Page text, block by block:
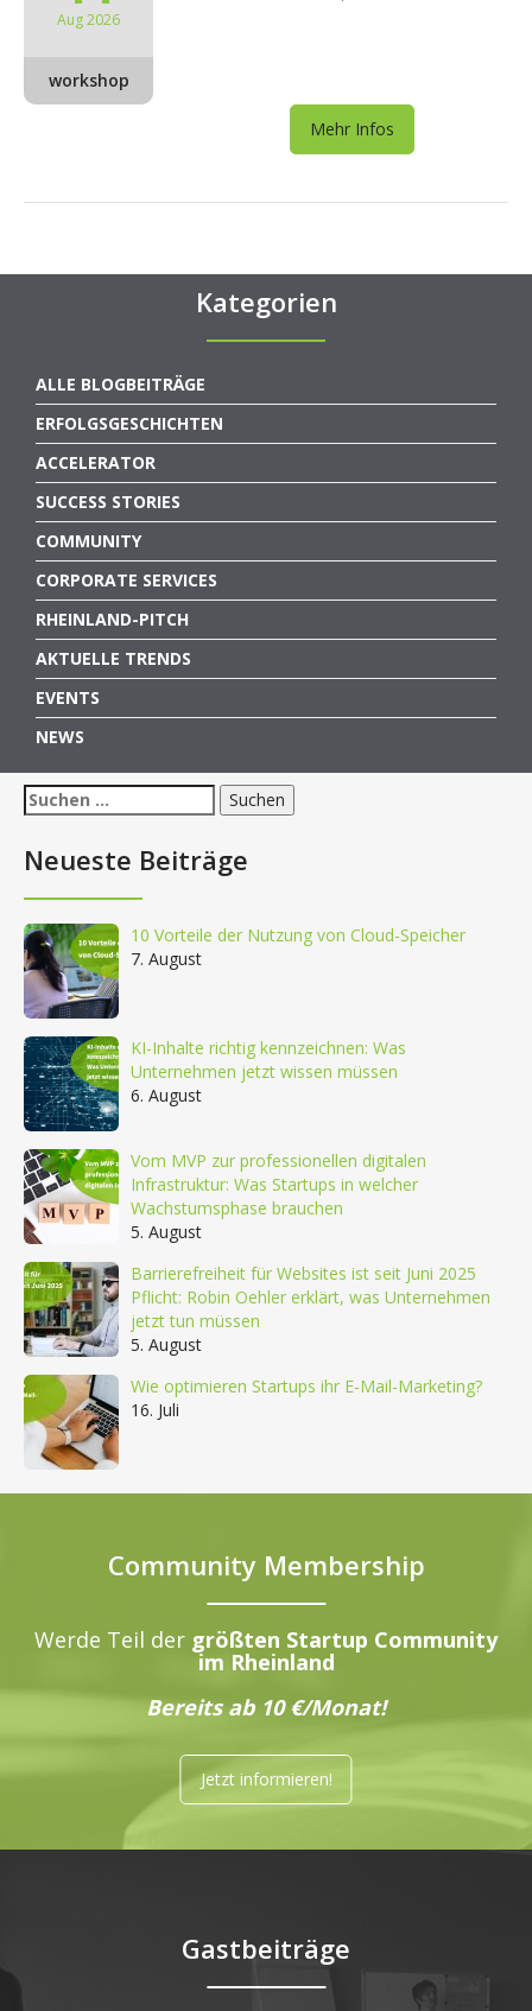
Aug 2026
workshop
Mehr Infos
Kategorien
ALLE BLOGBEITRÄGE
ERFOLGSGESCHICHTEN
ACCELERATOR
SUCCESS STORIES
COMMUNITY
CORPORATE SERVICES
RHEINLAND-PITCH
AKTUELLE TRENDS
EVENTS
NEWS
Suchen
nach:
Neueste Beiträge
10 Vorteile der Nutzung von Cloud-Speicher
7. August
KI-Inhalte richtig kennzeichnen: Was
Unternehmen jetzt wissen müssen
6. August
Vom MVP zur professionellen digitalen
Infrastruktur: Was Startups in welcher
Wachstumsphase brauchen
5. August
Barrierefreiheit für Websites ist seit Juni 2025
Pflicht: Robin Oehler erklärt, was Unternehmen
jetzt tun müssen
5. August
Wie optimieren Startups ihr E-Mail-Marketing?
16. Juli
Community Membership
Werde Teil der größten Startup Community
im Rheinland
Bereits ab 10 €/Monat!
Jetzt informieren!
Gastbeiträge